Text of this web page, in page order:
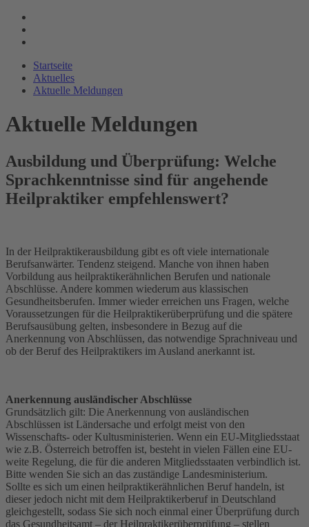
Startseite
Aktuelles
Aktuelle Meldungen
Aktuelle Meldungen
Ausbildung und Überprüfung: Welche
Sprachkenntnisse sind für angehende
Heilpraktiker empfehlenswert?
In der Heilpraktikerausbildung gibt es oft viele internationale
Berufsanwärter. Tendenz steigend. Manche von ihnen haben
Vorbildung aus heilpraktikerähnlichen Berufen und nationale
Abschlüsse. Andere kommen wiederum aus klassischen
Gesundheitsberufen. Immer wieder erreichen uns Fragen, welche
Voraussetzungen für die Heilpraktikerüberprüfung und die spätere
Berufsausübung gelten, insbesondere in Bezug auf die
Anerkennung von Abschlüssen, das notwendige Sprachniveau und
ob der Beruf des Heilpraktikers im Ausland anerkannt ist.
Anerkennung ausländischer Abschlüsse
Grundsätzlich gilt: Die Anerkennung von ausländischen
Abschlüssen ist Ländersache und erfolgt meist von den
Wissenschafts- oder Kultusministerien. Wenn ein EU-Mitgliedsstaat
wie z.B. Österreich betroffen ist, besteht in vielen Fällen eine EU-
weite Regelung, die für die anderen Mitgliedsstaaten verbindlich ist.
Bitte wenden Sie sich an das zuständige Landesministerium.
Sollte es sich um einen heilpraktikerähnlichen Beruf handeln, ist
dieser jedoch nicht mit dem Heilpraktikerberuf in Deutschland
gleichgestellt, sodass Sie sich noch einmal einer Überprüfung durch
das Gesundheitsamt – der Heilpraktikerüberprüfung – stellen